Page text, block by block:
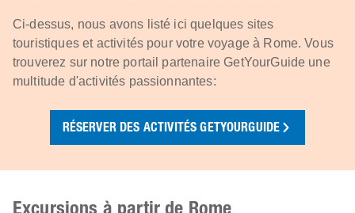
Ci-dessus, nous avons listé ici quelques sites
touristiques et activités pour votre voyage à Rome. Vous
trouverez sur notre portail partenaire GetYourGuide une
multitude d'activités passionnantes:
RÉSERVER DES ACTIVITÉS GETYOURGUIDE
Excursions à partir de Rome